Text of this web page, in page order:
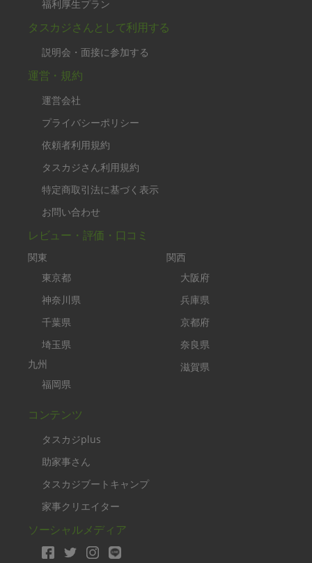
福利厚生プラン
タスカジさんとして利用する
説明会・面接に参加する
運営・規約
運営会社
プライバシーポリシー
依頼者利用規約
タスカジさん利用規約
特定商取引法に基づく表示
お問い合わせ
レビュー・評価・口コミ
関東
東京都
神奈川県
千葉県
埼玉県
九州
福岡県
関西
大阪府
兵庫県
京都府
奈良県
滋賀県
コンテンツ
タスカジplus
助家事さん
タスカジブートキャンプ
家事クリエイター
ソーシャルメディア